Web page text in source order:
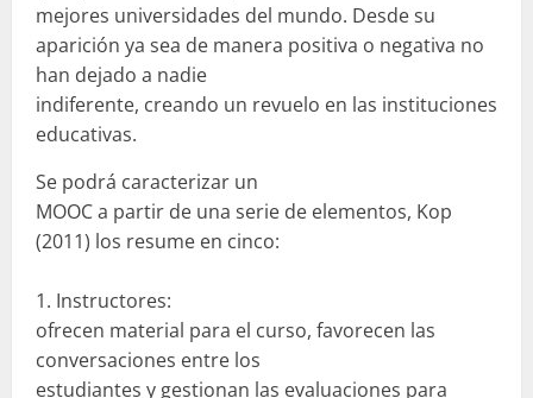
mejores universidades del mundo. Desde su
aparición ya sea de manera positiva o negativa no
han dejado a nadie
indiferente, creando un revuelo en las instituciones
educativas.
Se podrá caracterizar un
MOOC a partir de una serie de elementos, Kop
(2011) los resume en cinco:
Instructores:
ofrecen material para el curso, favorecen las
conversaciones entre los
estudiantes y gestionan las evaluaciones para